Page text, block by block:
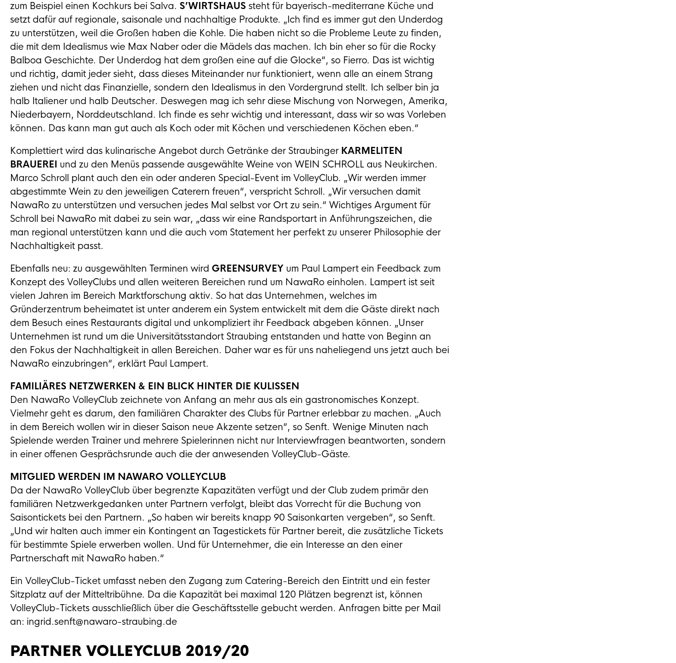
zum Beispiel einen Kochkurs bei Salva. S’WIRTSHAUS steht für bayerisch-mediterrane Küche und
setzt dafür auf regionale, saisonale und nachhaltige Produkte. „Ich find es immer gut den Underdog
zu unterstützen, weil die Großen haben die Kohle. Die haben nicht so die Probleme Leute zu finden,
die mit dem Idealismus wie Max Naber oder die Mädels das machen. Ich bin eher so für die Rocky
Balboa Geschichte. Der Underdog hat dem großen eine auf die Glocke“, so Fierro. Das ist wichtig
und richtig, damit jeder sieht, dass dieses Miteinander nur funktioniert, wenn alle an einem Strang
ziehen und nicht das Finanzielle, sondern den Idealismus in den Vordergrund stellt. Ich selber bin ja
halb Italiener und halb Deutscher. Deswegen mag ich sehr diese Mischung von Norwegen, Amerika,
Niederbayern, Norddeutschland. Ich finde es sehr wichtig und interessant, dass wir so was Vorleben
können. Das kann man gut auch als Koch oder mit Köchen und verschiedenen Köchen eben.“
Komplettiert wird das kulinarische Angebot durch Getränke der Straubinger KARMELITEN
BRAUEREI und zu den Menüs passende ausgewählte Weine von WEIN SCHROLL aus Neukirchen.
Marco Schroll plant auch den ein oder anderen Special-Event im VolleyClub. „Wir werden immer
abgestimmte Wein zu den jeweiligen Caterern freuen“, verspricht Schroll. „Wir versuchen damit
NawaRo zu unterstützen und versuchen jedes Mal selbst vor Ort zu sein.“ Wichtiges Argument für
Schroll bei NawaRo mit dabei zu sein war, „dass wir eine Randsportart in Anführungszeichen, die
man regional unterstützen kann und die auch vom Statement her perfekt zu unserer Philosophie der
Nachhaltigkeit passt.
Ebenfalls neu: zu ausgewählten Terminen wird GREENSURVEY um Paul Lampert ein Feedback zum
Konzept des VolleyClubs und allen weiteren Bereichen rund um NawaRo einholen. Lampert ist seit
vielen Jahren im Bereich Marktforschung aktiv. So hat das Unternehmen, welches im
Gründerzentrum beheimatet ist unter anderem ein System entwickelt mit dem die Gäste direkt nach
dem Besuch eines Restaurants digital und unkompliziert ihr Feedback abgeben können. „Unser
Unternehmen ist rund um die Universitätsstandort Straubing entstanden und hatte von Beginn an
den Fokus der Nachhaltigkeit in allen Bereichen. Daher war es für uns naheliegend uns jetzt auch bei
NawaRo einzubringen“, erklärt Paul Lampert.
FAMILIÄRES NETZWERKEN & EIN BLICK HINTER DIE KULISSEN
Den NawaRo VolleyClub zeichnete von Anfang an mehr aus als ein gastronomisches Konzept.
Vielmehr geht es darum, den familiären Charakter des Clubs für Partner erlebbar zu machen. „Auch
in dem Bereich wollen wir in dieser Saison neue Akzente setzen“, so Senft. Wenige Minuten nach
Spielende werden Trainer und mehrere Spielerinnen nicht nur Interviewfragen beantworten, sondern
in einer offenen Gesprächsrunde auch die der anwesenden VolleyClub-Gäste.
MITGLIED WERDEN IM NAWARO VOLLEYCLUB
Da der NawaRo VolleyClub über begrenzte Kapazitäten verfügt und der Club zudem primär den
familiären Netzwerkgedanken unter Partnern verfolgt, bleibt das Vorrecht für die Buchung von
Saisontickets bei den Partnern. „So haben wir bereits knapp 90 Saisonkarten vergeben“, so Senft.
„Und wir halten auch immer ein Kontingent an Tagestickets für Partner bereit, die zusätzliche Tickets
für bestimmte Spiele erwerben wollen. Und für Unternehmer, die ein Interesse an den einer
Partnerschaft mit NawaRo haben.“
Ein VolleyClub-Ticket umfasst neben den Zugang zum Catering-Bereich den Eintritt und ein fester
Sitzplatz auf der Mitteltribühne. Da die Kapazität bei maximal 120 Plätzen begrenzt ist, können
VolleyClub-Tickets ausschließlich über die Geschäftsstelle gebucht werden. Anfragen bitte per Mail
an: ingrid.senft@nawaro-straubing.de
PARTNER VOLLEYCLUB 2019/20